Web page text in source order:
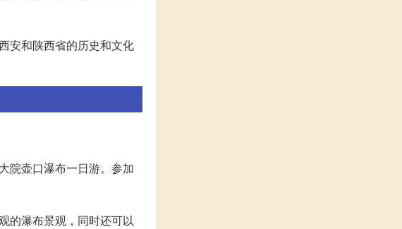
安和陕西省的历史和文化
院壶口瀑布一日游。参加
的瀑布景观，同时还可以